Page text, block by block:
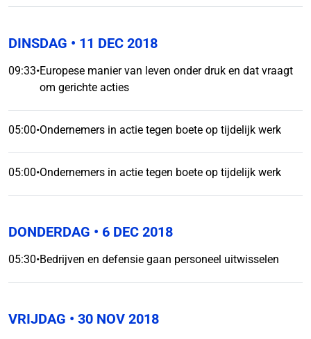
DINSDAG • 11 DEC 2018
09:33•Europese manier van leven onder druk en dat vraagt
om gerichte acties
05:00•Ondernemers in actie tegen boete op tijdelijk werk
05:00•Ondernemers in actie tegen boete op tijdelijk werk
DONDERDAG • 6 DEC 2018
05:30•Bedrijven en defensie gaan personeel uitwisselen
VRIJDAG • 30 NOV 2018